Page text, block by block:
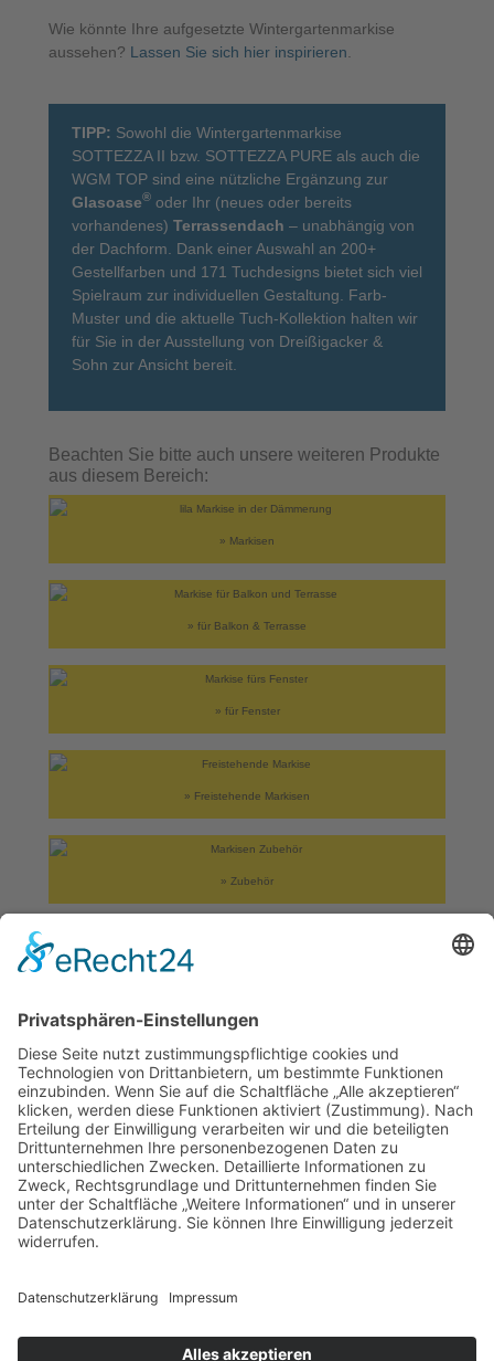
Wie könnte Ihre aufgesetzte Wintergartenmarkise
aussehen? Lassen Sie sich hier inspirieren
TIPP: Sowohl die Wintergartenmarkise
SOTTEZZA II bzw. SOTTEZZA PURE als auch die
WGM TOP sind eine nützliche Ergänzung zur
Glasoase® oder Ihr (neues oder bereits
vorhandenes) Terrassendach – unabhängig von
der Dachform. Dank einer Auswahl an 200+
Gestellfarben und 171 Tuchdesigns bietet sich viel
Spielraum zur individuellen Gestaltung. Farb-
Muster und die aktuelle Tuch-Kollektion halten wir
für Sie in der Ausstellung von Dreißigacker &
Sohn zur Ansicht bereit.
Beachten Sie bitte auch unsere weiteren Produkte
aus diesem Bereich:
» Markisen
» für Balkon & Terrasse
» für Fenster
» Freistehende Markisen
» Zubehör
67549 Worms
Telefon:+49 (0) 62 41 / 59 18 44
Telefax:+49 (0) 62 41 / 59 22 76
WhatsApp:+49 151 70562058
info@dreissigacker-sohn.de
Öffnungszeiten:
Mo - Fr
07.30 - 12.00 Uhr